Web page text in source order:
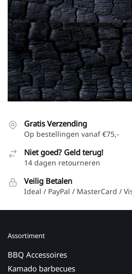
Gratis Verzending
Op bestellingen vanaf €75,-
Niet goed? Geld terug!
14 dagen retourneren
Veilig Betalen
Ideal / PayPal / MasterCard /
Assortiment
BBQ Accessoires
Kamado barbecues